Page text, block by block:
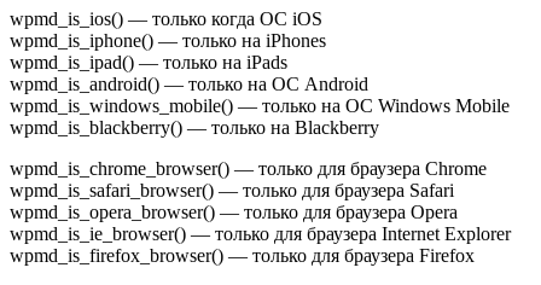
wpmd_is_ios() — только когда ОС iOS
wpmd_is_iphone() — только на iPhones
wpmd_is_ipad() — только на iPads
wpmd_is_android() — только на ОС Android
wpmd_is_windows_mobile() — только на ОС Windows Mobile
wpmd_is_blackberry() — только на Blackberry
wpmd_is_chrome_browser() — только для браузера Chrome
wpmd_is_safari_browser() — только для браузера Safari
wpmd_is_opera_browser() — только для браузера Opera
wpmd_is_ie_browser() — только для браузера Internet Explorer
wpmd_is_firefox_browser() — только для браузера Firefox